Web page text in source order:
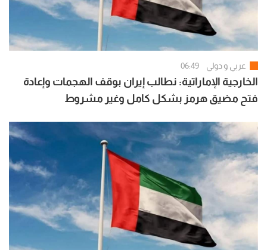
عربي و دولي 06:49
الخارجية الإماراتية: نطالب إيران بوقف الهجمات وإعادة
فتح مضيق هرمز بشكل كامل وغير مشروط